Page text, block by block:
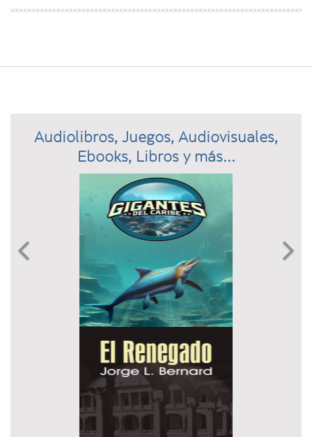
Audiolibros, Juegos, Audiovisuales,
Ebooks, Libros y más...
Previous 